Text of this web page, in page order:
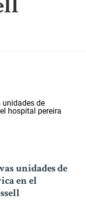
unidades de
en el